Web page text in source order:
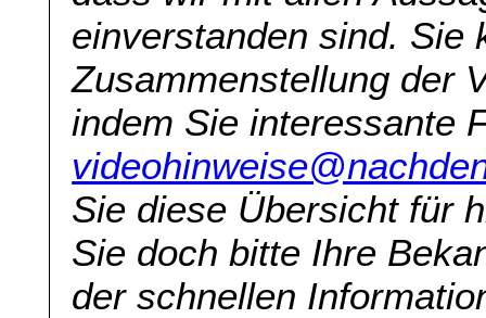
einverstanden sind. Sie
Zusammenstellung der
indem Sie interessante
Sie diese Übersicht für
Sie doch bitte Ihre
der schnellen